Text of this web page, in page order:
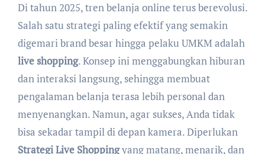
Di tahun 2025, tren belanja online terus berevolusi.
Salah satu strategi paling efektif yang semakin
digemari brand besar hingga pelaku UMKM adalah
live shopping. Konsep ini menggabungkan hiburan
dan interaksi langsung, sehingga membuat
pengalaman belanja terasa lebih personal dan
menyenangkan. Namun, agar sukses, Anda tidak
bisa sekadar tampil di depan kamera. Diperlukan
Strategi Live Shoppingyang matang, menarik, dan